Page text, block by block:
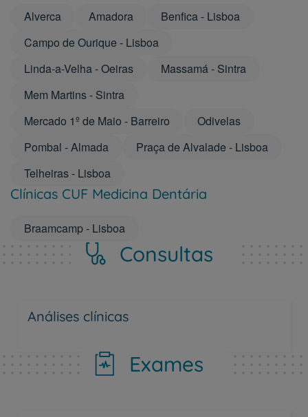
Alverca Amadora
Benfica - Lisboa
Campo de Ourique - Lisboa
Linda-a-Velha - Oeiras
Massamá - Sintra
Mem Martins - Sintra
Mercado 1º de Maio - Barreiro
Odivelas
Pombal - Almada
Praça de Alvalade - Lisboa
Telheiras - Lisboa
Clínicas CUF Medicina Dentária
Braamcamp - Lisboa
Consultas
Análises clínicas
Exames